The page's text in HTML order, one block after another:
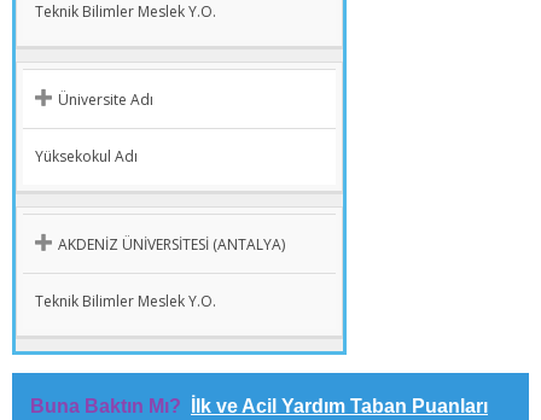
Teknik Bilimler Meslek Y.O.
Üniversite Adı
Yüksekokul Adı
AKDENİZ ÜNİVERSİTESİ (ANTALYA)
Teknik Bilimler Meslek Y.O.
Buna Baktın Mı?
İlk ve Acil Yardım Taban Puanları